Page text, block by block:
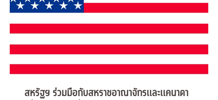
สหรัฐฯ ร่วมมือกับสหราชอาณาจักรและแคนาดา